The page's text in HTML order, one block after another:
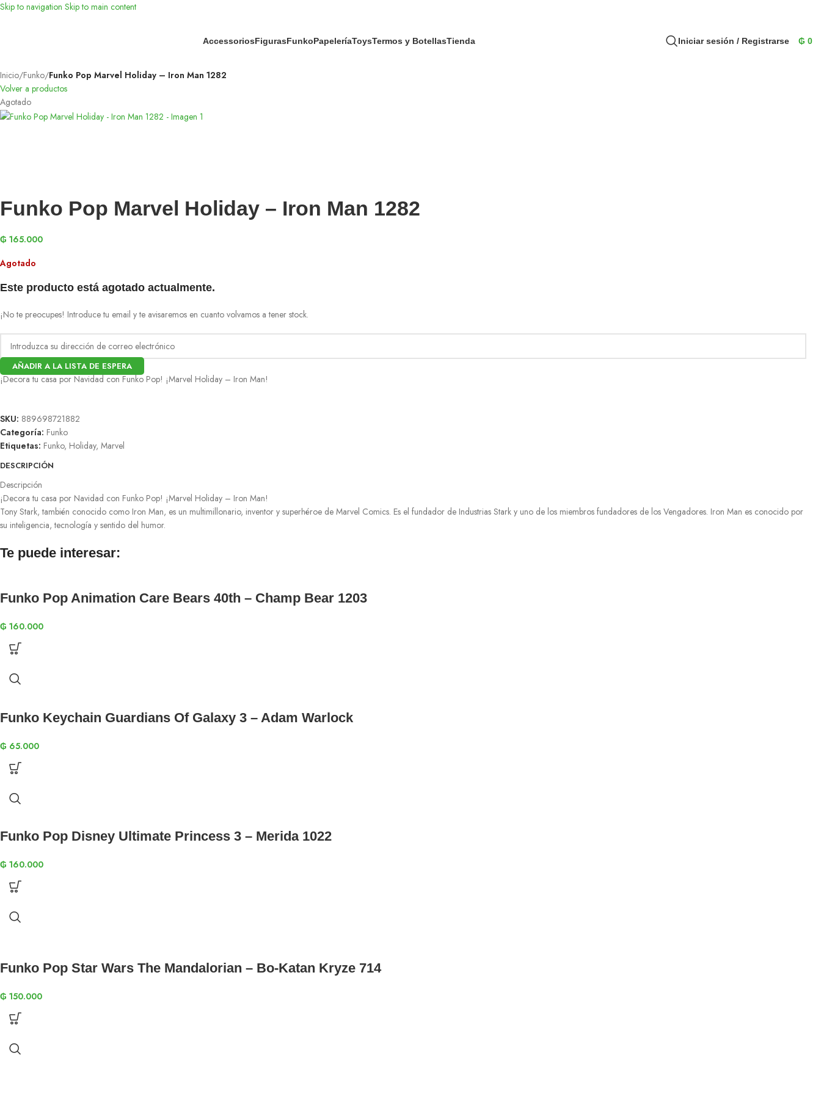
Skip to navigation Skip to main content
AccessoriosFigurasFunkoPapeleríaToysTermos y BotellasTienda Iniciar sesión / Registrarse ₲ 0
Inicio/Funko/Funko Pop Marvel Holiday – Iron Man 1282
Volver a productos
Agotado
Funko Pop Marvel Holiday – Iron Man 1282
₲ 165.000
Agotado
Este producto está agotado actualmente.
¡No te preocupes! Introduce tu email y te avisaremos en cuanto volvamos a tener stock.
AÑADIR A LA LISTA DE ESPERA
¡Decora tu casa por Navidad con Funko Pop! ¡Marvel Holiday – Iron Man!
SKU: 889698721882
Categoría: Funko
Etiquetas: Funko, Holiday, Marvel
DESCRIPCIÓN
Descripción
¡Decora tu casa por Navidad con Funko Pop! ¡Marvel Holiday – Iron Man!
Tony Stark, también conocido como Iron Man, es un multimillonario, inventor y superhéroe de Marvel Comics. Es el fundador de Industrias Stark y uno de los miembros fundadores de los Vengadores. Iron Man es conocido por
su inteligencia, tecnología y sentido del humor.
Te puede interesar:
Funko Pop Animation Care Bears 40th – Champ Bear 1203
₲ 160.000
Funko Keychain Guardians Of Galaxy 3 – Adam Warlock
₲ 65.000
Funko Pop Disney Ultimate Princess 3 – Merida 1022
₲ 160.000
Funko Pop Star Wars The Mandalorian – Bo-Katan Kryze 714
₲ 150.000